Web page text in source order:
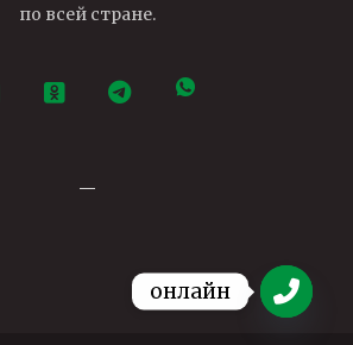
по всей стране.
—
онлайн